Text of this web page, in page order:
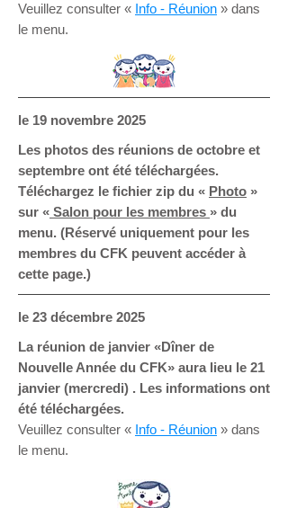
Veuillez consulter « Info - Réunion » dans
le menu.
le 19 novembre 2025
Les photos des réunions de octobre et
septembre ont été téléchargées.
Téléchargez le fichier zip du « Photo »
sur « Salon pour les membres » du
menu. (Réservé uniquement pour les
membres du CFK peuvent accéder à
cette page.)
le 23 décembre 2025
La réunion de janvier «Dîner de
Nouvelle Année du CFK» aura lieu le 21
janvier (mercredi) . Les informations ont
été téléchargées.
Veuillez consulter « Info - Réunion » dans
le menu.